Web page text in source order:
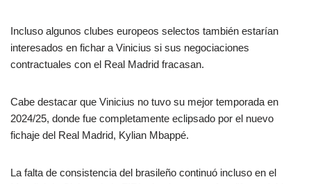
Incluso algunos clubes europeos selectos también estarían
interesados en fichar a Vinicius si sus negociaciones
contractuales con el Real Madrid fracasan.
Cabe destacar que Vinicius no tuvo su mejor temporada en
2024/25, donde fue completamente eclipsado por el nuevo
fichaje del Real Madrid, Kylian Mbappé.
La falta de consistencia del brasileño continuó incluso en el